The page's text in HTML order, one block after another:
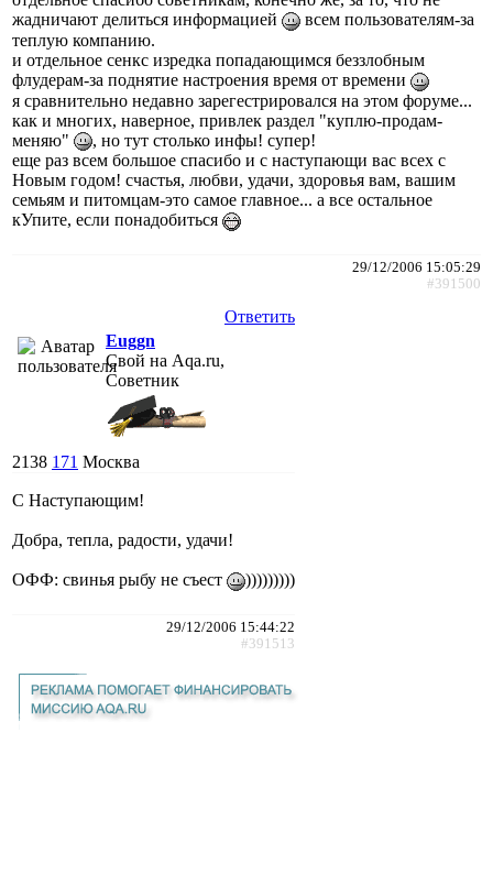
жадничают делиться информацией
всем пользователям-за
теплую компанию.
и отдельное сенкс изредка попадающимся беззлобным
флудерам-за поднятие настроения время от времени
я сравнительно недавно зарегестрировался на этом форуме...
как и многих, наверное, привлек раздел "куплю-продам-
меняю"
, но тут столько инфы! супер!
еще раз всем большое спасибо и с наступающи вас всех с
Новым годом! счастья, любви, удачи, здоровья вам, вашим
семьям и питомцам-это самое главное... а все остальное
кУпите, если понадобиться
29/12/2006 15:05:29
#391500
Ответить
Euggn
Свой на Aqa.ru,
Советник
2138 171 Москва
С Наступающим!
Добра, тепла, радости, удачи!
ОФФ: свинья рыбу не съест )))))))))
29/12/2006 15:44:22
#391513